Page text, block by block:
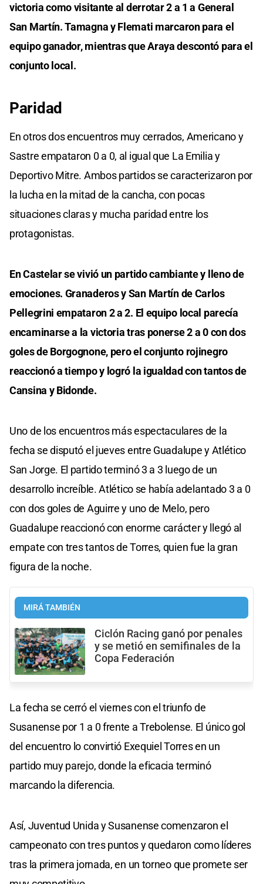
victoria como visitante al derrotar 2 a 1 a General
San Martín. Tamagna y Flemati marcaron para el
equipo ganador, mientras que Araya descontó para el
conjunto local.
Paridad
En otros dos encuentros muy cerrados, Americano y
Sastre empataron 0 a 0, al igual que La Emilia y
Deportivo Mitre. Ambos partidos se caracterizaron por
la lucha en la mitad de la cancha, con pocas
situaciones claras y mucha paridad entre los
protagonistas.
En Castelar se vivió un partido cambiante y lleno de
emociones. Granaderos y San Martín de Carlos
Pellegrini empataron 2 a 2. El equipo local parecía
encaminarse a la victoria tras ponerse 2 a 0 con dos
goles de Borgognone, pero el conjunto rojinegro
reaccionó a tiempo y logró la igualdad con tantos de
Cansina y Bidonde.
Uno de los encuentros más espectaculares de la
fecha se disputó el jueves entre Guadalupe y Atlético
San Jorge. El partido terminó 3 a 3 luego de un
desarrollo increíble. Atlético se había adelantado 3 a 0
con dos goles de Aguirre y uno de Melo, pero
Guadalupe reaccionó con enorme carácter y llegó al
empate con tres tantos de Torres, quien fue la gran
figura de la noche.
MIRÁ TAMBIÉN
Ciclón Racing ganó por penales
y se metió en semifinales de la
Copa Federación
La fecha se cerró el viernes con el triunfo de
Susanense por 1 a 0 frente a Trebolense. El único gol
del encuentro lo convirtió Exequiel Torres en un
partido muy parejo, donde la eficacia terminó
marcando la diferencia.
Así, Juventud Unida y Susanense comenzaron el
campeonato con tres puntos y quedaron como líderes
tras la primera jornada, en un torneo que promete ser